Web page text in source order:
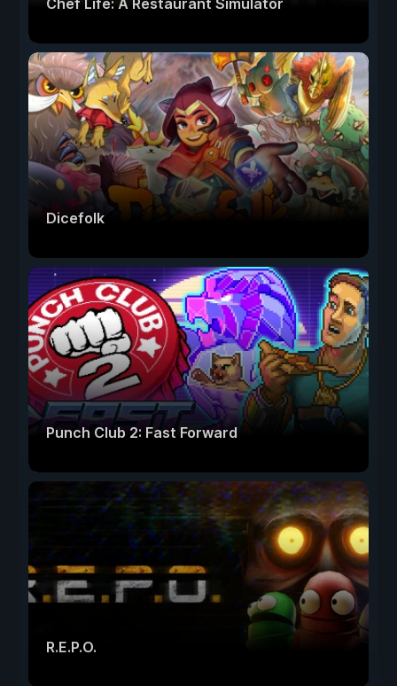
Chef Life: A Restaurant Simulator
Dicefolk
Punch Club 2: Fast Forward
R.E.P.O.